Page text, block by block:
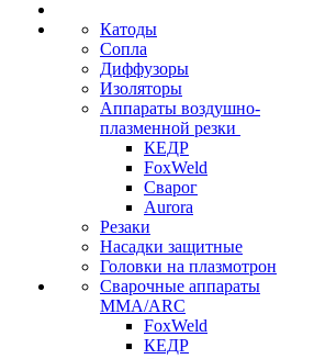
Катоды
Сопла
Диффузоры
Изоляторы
Аппараты воздушно-
плазменной резки
КЕДР
FoxWeld
Сварог
Aurora
Резаки
Насадки защитные
Головки на плазмотрон
Сварочные аппараты
MMA/ARC
FoxWeld
КЕДР